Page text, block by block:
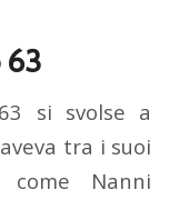
63
si svolse a
tra i suoi
come Nanni